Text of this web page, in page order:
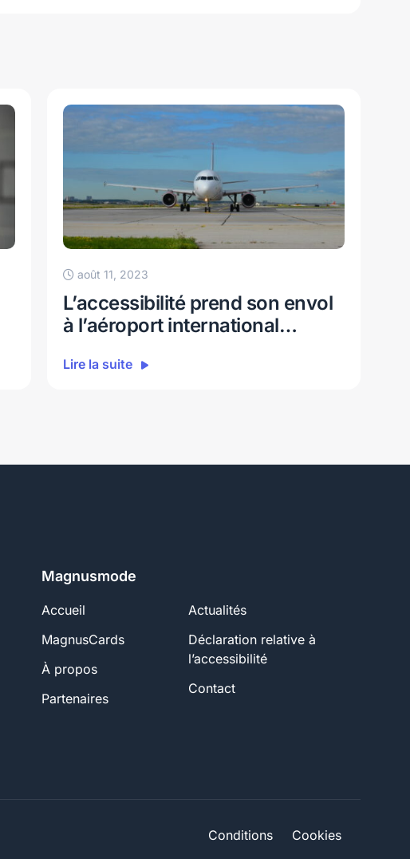
août 11, 2023
L’accessibilité prend son envol
à l’aéroport international
Lire la suite
Magnusmode
Accueil
MagnusCards
À propos
Partenaires
Actualités
Déclaration relative à
l’accessibilité
Contact
Conditions Cookies